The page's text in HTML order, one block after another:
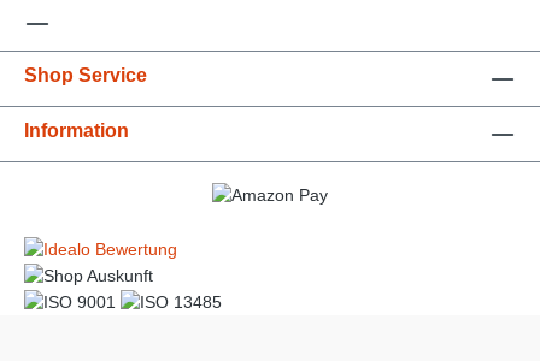
Shop Service
Information